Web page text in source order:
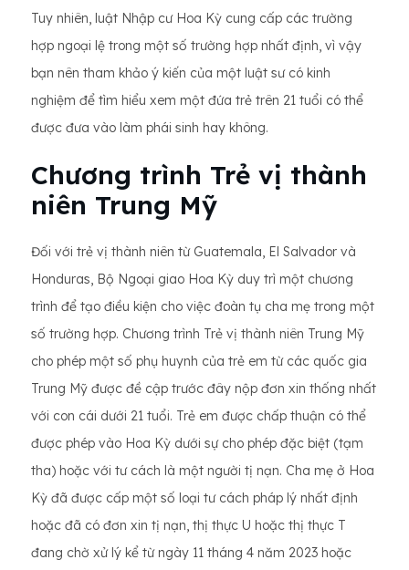
Tuy nhiên, luật Nhập cư Hoa Kỳ cung cấp các trường
hợp ngoại lệ trong một số trường hợp nhất định, vì vậy
bạn nên tham khảo ý kiến của một luật sư có kinh
nghiệm để tìm hiểu xem một đứa trẻ trên 21 tuổi có thể
được đưa vào làm phái sinh hay không.
Chương trình Trẻ vị thành
niên Trung Mỹ
Đối với trẻ vị thành niên từ Guatemala, El Salvador và
Honduras, Bộ Ngoại giao Hoa Kỳ duy trì một chương
trình để tạo điều kiện cho việc đoàn tụ cha mẹ trong một
số trường hợp. Chương trình Trẻ vị thành niên Trung Mỹ
cho phép một số phụ huynh của trẻ em từ các quốc gia
Trung Mỹ được đề cập trước đây nộp đơn xin thống nhất
với con cái dưới 21 tuổi. Trẻ em được chấp thuận có thể
được phép vào Hoa Kỳ dưới sự cho phép đặc biệt (tạm
tha) hoặc với tư cách là một người tị nạn. Cha mẹ ở Hoa
Kỳ đã được cấp một số loại tư cách pháp lý nhất định
hoặc đã có đơn xin tị nạn, thị thực U hoặc thị thực T
đang chờ xử lý kể từ ngày 11 tháng 4 năm 2023 hoặc